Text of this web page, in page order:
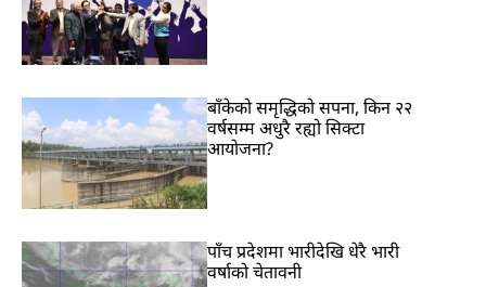
बाँकेको समृद्धिको सपना, किन २२
वर्षसम्म अधुरै रह्यो सिक्टा
आयोजना?
पाँच प्रदेशमा भारीदेखि धेरै भारी
वर्षाको चेतावनी